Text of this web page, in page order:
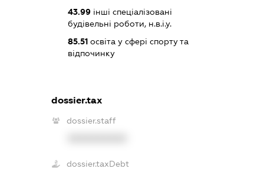
43.99 інші спеціалізовані
будівельні роботи, н.в.і.у.
85.51 освіта у сфері спорту та
відпочинку
dossier.tax
dossier.staff
dossier.taxDebt